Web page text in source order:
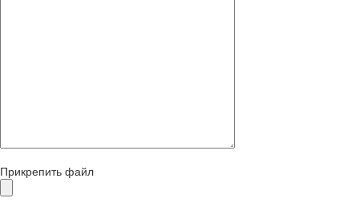
Прикрепить файл